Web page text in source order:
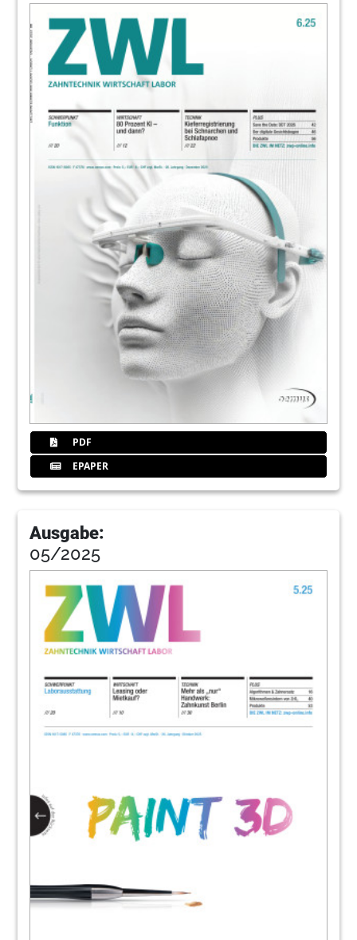
ZT Wolfgang Borgmann
64 Oemus Media AG
65
Redaktion
Digital Dentistry - practice & science
PDF
EPAPER
Ausgabe:
05/2025